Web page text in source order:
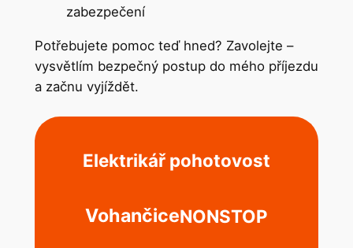
zabezpečení
Potřebujete pomoc teď hned? Zavolejte –
vysvětlím bezpečný postup do mého příjezdu
a začnu vyjíždět.
Elektrikář pohotovost
VohančiceNONSTOP